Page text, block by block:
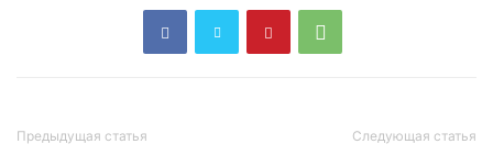
Предыдущая статья Следующая статья